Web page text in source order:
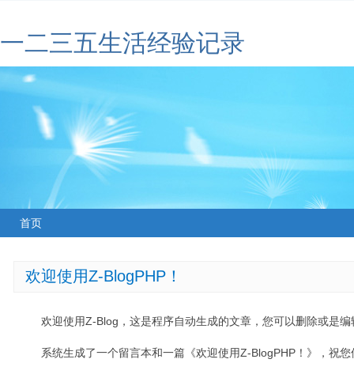
一二三五生活经验记录
首页
欢迎使用Z-BlogPHP！
欢迎使用Z-Blog，这是程序自动生成的文章，您可以删除或是编
系统生成了一个留言本和一篇《欢迎使用Z-BlogPHP！》，祝